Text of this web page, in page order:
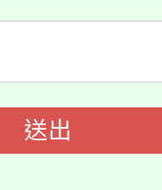
情可洽有
習
及科技中
案入校路
專業人
送出